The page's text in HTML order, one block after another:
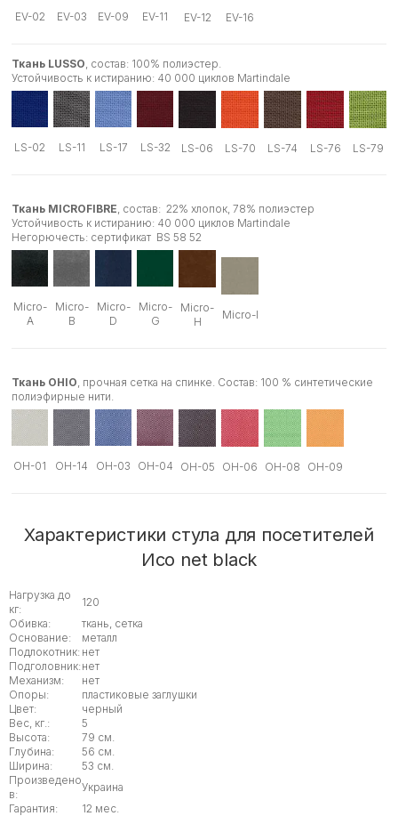
EV-02 EV-03 EV-09 EV-11 EV-12 EV-16
Ткань LUSSO , состав: 100% полиэстер.
Устойчивость к истиранию: 40 000 циклов Martindale
LS-02 LS-11 LS-17 LS-32 LS-06 LS-70 LS-74 LS-76 LS-79
Ткань MICROFIBRE , состав: 22% хлопок, 78% полиэстер
Устойчивость к истиранию: 40 000 циклов Martindale
Негорючесть: сертификат BS 58 52
Micro-
A
Micro-
B
Micro-
D
Micro-
G
Micro-
H
Micro-I
Ткань OHIO , прочная сетка на спинке. Состав: 100 % синтетические
полиэфирные нити.
OH-01 OH-14 OH-03 OH-04 OH-05 OH-06 OH-08 OH-09
Характеристики стула для посетителей
Исо net black
Нагрузка до
кг:
120
Обивка:
ткань, сетка
Основание:
металл
Подлокотник: нет
Подголовник: нет
Механизм:
нет
Опоры:
пластиковые заглушки
Цвет:
черный
Вес, кг.:
5
Высота:
79 см.
Глубина:
56 см.
Ширина:
53 см.
Произведено
в:
Украина
Гарантия:
12 мес.